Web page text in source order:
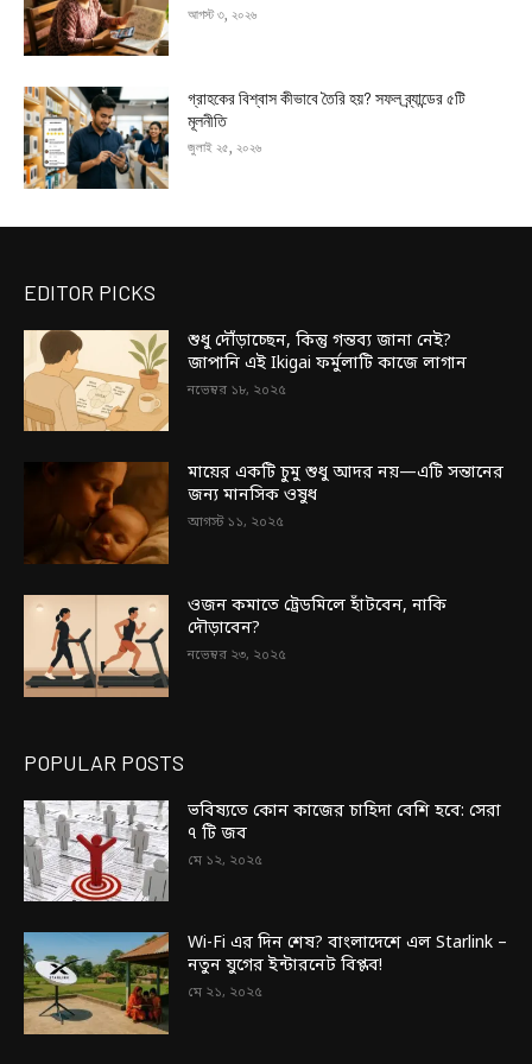
আগস্ট ৩, ২০২৬
গ্রাহকের বিশ্বাস কীভাবে তৈরি হয়? সফল ব্র্যান্ডের ৫টি
মূলনীতি
জুলাই ২৫, ২০২৬
EDITOR PICKS
শুধু দৌঁড়াচ্ছেন, কিন্তু গন্তব্য জানা নেই?
জাপানি এই Ikigai ফর্মুলাটি কাজে লাগান
নভেম্বর ১৮, ২০২৫
মায়ের একটি চুমু শুধু আদর নয়—এটি সন্তানের
জন্য মানসিক ওষুধ
আগস্ট ১১, ২০২৫
ওজন কমাতে ট্রেডমিলে হাঁটবেন, নাকি
দৌড়াবেন?
নভেম্বর ২৩, ২০২৫
POPULAR POSTS
ভবিষ্যতে কোন কাজের চাহিদা বেশি হবে: সেরা
৭ টি জব
মে ১২, ২০২৫
Wi-Fi এর দিন শেষ? বাংলাদেশে এল Starlink –
নতুন যুগের ইন্টারনেট বিপ্লব!
মে ২১, ২০২৫